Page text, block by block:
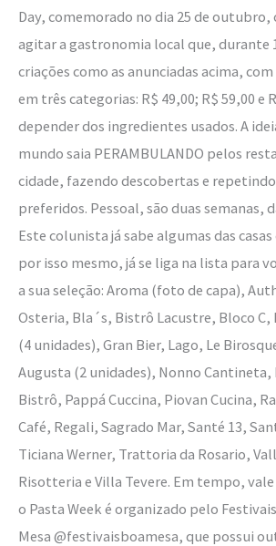
Day, comemorado no dia 25 de
agitar a gastronomia local que, durante
criações como as anunciadas acima,
em três categorias: R$ 49,00; R$ 59,00 e
depender dos ingredientes usados. A
mundo saia PERAMBULANDO pelos
cidade, fazendo descobertas e
preferidos. Pessoal, são duas semanas,
Este colunista já sabe algumas das
por isso mesmo, já se liga na lista para
a sua seleção: Aroma (foto de capa),
Osteria, Bla´s, Bistrô Lacustre, Bloco C,
(4 unidades), Gran Bier, Lago, Le
Augusta (2 unidades), Nonno Cantineta,
Bistrô, Pappá Cuccina, Piovan Cucina,
Café, Regali, Sagrado Mar, Santé 13,
Ticiana Werner, Trattoria da Rosario,
Risotteria e Villa Tevere. Em tempo,
o Pasta Week é organizado pelo
Mesa @festivaisboamesa, que possui